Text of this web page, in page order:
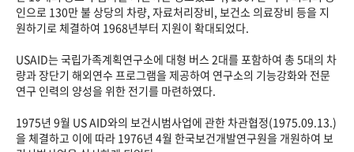
인으로 130만 불 상당의 차량, 자료처리장비, 보건소 의료장비 등을 지
원하기로 체결하여 1968년부터 지원이 확대되었다.
USAID는 국립가족계획연구소에 대형 버스 2대를 포함하여 총 5대의 차
량과 장단기 해외연수 프로그램을 제공하여 연구소의 기능강화와 전문
연구 인력의 양성을 위한 전기를 마련하였다.
1975년 9월 US AID와의 보건시범사업에 관한 차관협정(1975.09.13.)
을 체결하고 이에 따라 1976년 4월 한국보건개발연구원을 개원하여 보